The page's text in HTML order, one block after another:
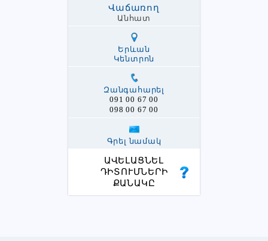
Վաճառող
Անհատ
Երևան
Կենտրոն
Զանգահարել
091 00 67 00
098 00 67 00
Գրել նամակ
ԱՎԵԼԱՑՆԵԼ
ԴԻՏՈՒՄՆԵՐԻ
ՔԱՆԱԿԸ